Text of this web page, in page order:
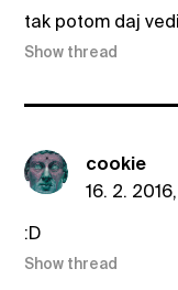
tak potom daj
Show thread
cookie
16. 2.
:D
Show thread